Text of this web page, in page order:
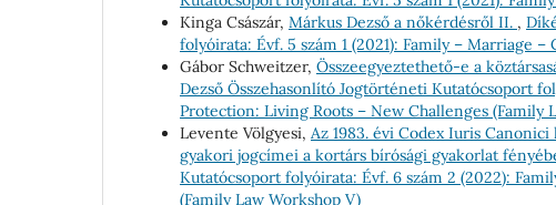
Kinga Császár, Márkus Dezső a nőkérdésről II. ,
folyóirata: Évf. 5 szám 1 (2021): Family – Marriage
Gábor Schweitzer, Összeegyeztethető-e a
Dezső Összehasonlító Jogtörténeti Kutatócsoport
Protection: Living Roots – New Challenges (Family
Levente Völgyesi, Az 1983. évi Codex Iuris
gyakori jogcímei a kortárs bírósági gyakorlat
Kutatócsoport folyóirata: Évf. 6 szám 2 (2022):
(Family Law Workshop V)